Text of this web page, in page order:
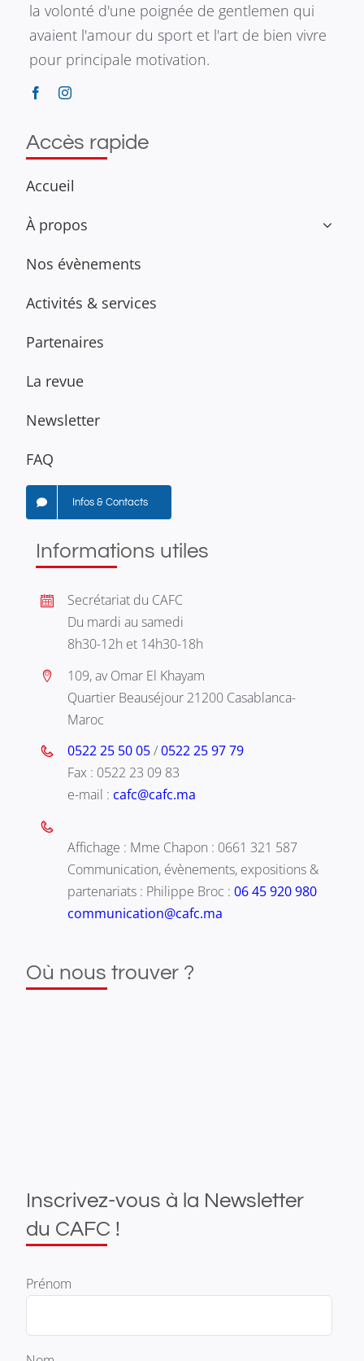
la volonté d'une poignée de gentlemen qui
avaient l'amour du sport et l'art de bien vivre
pour principale motivation.
Accès rapide
Accueil
À propos
Nos évènements
Activités & services
Partenaires
La revue
Newsletter
FAQ
Infos & Contacts
Informations utiles
Secrétariat du CAFC
Du mardi au samedi
8h30-12h et 14h30-18h
109, av Omar El Khayam
Quartier Beauséjour 21200 Casablanca-
Maroc
0522 25 50 05/0522 25 97 79
Fax : 0522 23 09 83
e-mail : cafc@cafc.ma
Affichage : Mme Chapon : 0661 321 587
Communication, évènements, expositions &
partenariats : Philippe Broc : 06 45 920 980
communication@cafc.ma
Où nous trouver ?
Inscrivez-vous à la Newsletter
du CAFC !
Prénom